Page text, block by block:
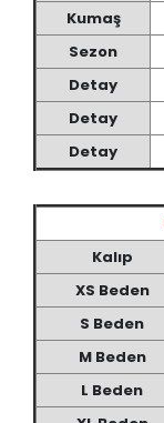
Kumaş
Sezon
Detay
Detay
Detay
Kalıp
XS Beden
S Beden
M Beden
L Beden